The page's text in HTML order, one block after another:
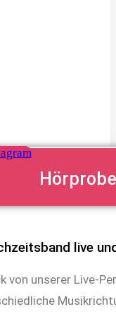
live
von unserer Live-